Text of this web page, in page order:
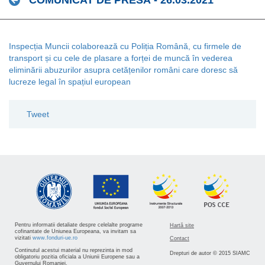
Inspecția Muncii colaborează cu Poliția Română, cu firmele de
transport și cu cele de plasare a forței de muncă în vederea
eliminării abuzurilor asupra cetățenilor români care doresc să
lucreze legal în spațiul european
Tweet
Pentru informatii detaliate despre celelalte programe
cofinantate de Uniunea Europeana, va invitam sa
vizitati www.fonduri-ue.ro
Continutul acestui material nu reprezinta in mod
obligatoriu pozitia oficiala a Uniunii Europene sau a
Guvernului Romaniei.
Hartă site
Contact
Drepturi de autor © 2015 SIAMC